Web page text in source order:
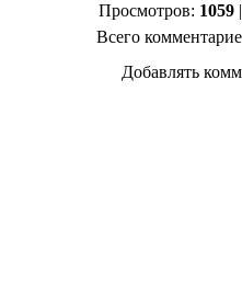
Просмотров: 1059|
Всего
Добавлять